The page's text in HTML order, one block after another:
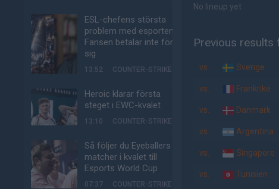
ESL-chefens största
problem med esporten:
Fansen betalar inte för
sig
13:52 COUNTER-STRIKE
Heroic klarar första
steget i EWC-kvalet
13:10 COUNTER-STRIKE
Så följer du Eyeballers
matcher i kvalet till
Esports World Cup
07:37 COUNTER-STRIKE
No lineup yet
Previous results
vs. Sverige
vs. Frankrike
vs. Danmark
vs. Argentina
vs. Singapore
vs. Tunisien